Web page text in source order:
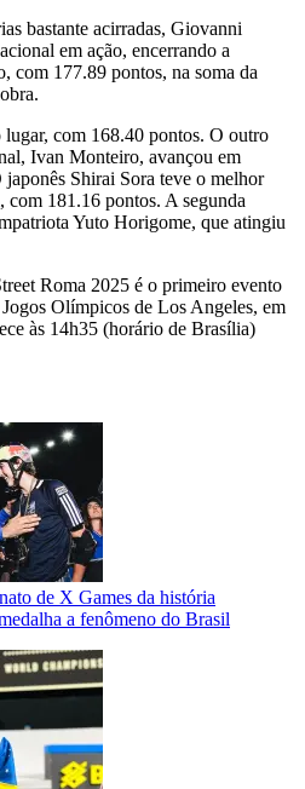
bastante acirradas, Giovanni
em ação, encerrando a
com 177.89 pontos, na soma da
com 168.40 pontos. O outro
Ivan Monteiro, avançou em
Shirai Sora teve o melhor
com 181.16 pontos. A segunda
Yuto Horigome, que atingiu
Roma 2025 é o primeiro evento
Olímpicos de Los Angeles, em
às 14h35 (horário de Brasília)
de X Games da história
a fenômeno do Brasil